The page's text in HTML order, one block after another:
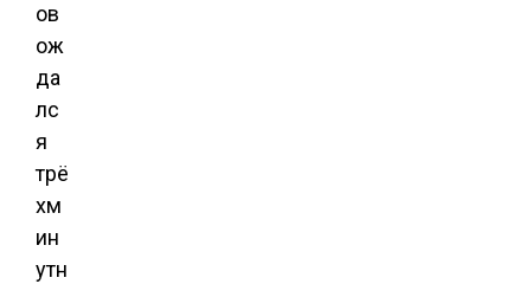
ов
ож
да
лс
я
трё
хм
ин
утн